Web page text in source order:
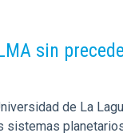
sin
de La